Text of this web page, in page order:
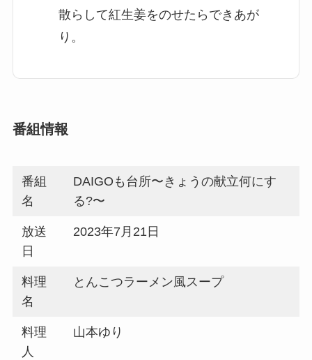
散らして紅生姜をのせたらできあが
り。
番組情報
番組
名
DAIGOも台所〜きょうの献立何にす
る?〜
放送
日
2023年7月21日
料理
名
とんこつラーメン風スープ
料理
人
山本ゆり